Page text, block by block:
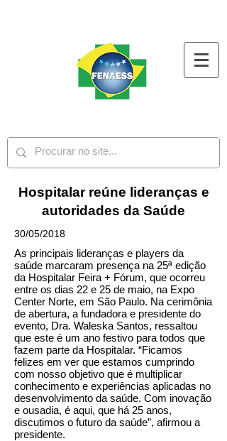
Hospitalar reúne lideranças e
autoridades da Saúde
30/05/2018
As principais lideranças e players da
saúde marcaram presença na 25ª edição
da Hospitalar Feira + Fórum, que ocorreu
entre os dias 22 e 25 de maio, na Expo
Center Norte, em São Paulo. Na cerimônia
de abertura, a fundadora e presidente do
evento, Dra. Waleska Santos, ressaltou
que este é um ano festivo para todos que
fazem parte da Hospitalar. “Ficamos
felizes em ver que estamos cumprindo
com nosso objetivo que é multiplicar
conhecimento e experiências aplicadas no
desenvolvimento da saúde. Com inovação
e ousadia, é aqui, que há 25 anos,
discutimos o futuro da saúde”, afirmou a
presidente.